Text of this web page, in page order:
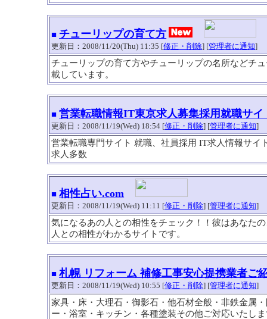
■ チューリップの育て方
更新日：2008/11/20(Thu) 11:35 [修正・削除] [管理者に通知]
チューリップの育て方やチューリップの名所などチ
載しています。
■ 営業転職情報IT東京求人募集採用就職サイ
更新日：2008/11/19(Wed) 18:54 [修正・削除] [管理者に通知]
営業転職専門サイト 就職、社員採用 IT求人情報サイ
求人多数
■ 相性占い.com
更新日：2008/11/19(Wed) 11:11 [修正・削除] [管理者に通知]
気になるあの人との相性をチェック！！彼はあなた
人との相性がわかるサイトです。
■ 札幌 リフォーム 補修工事安心提携業者ご
更新日：2008/11/19(Wed) 10:55 [修正・削除] [管理者に通知]
家具・床・大理石・御影石・他石材全般・非鉄金属
ー・浴室・キッチン・各種塗装その他ご対応いたし